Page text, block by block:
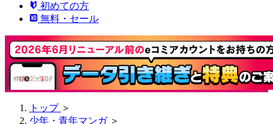
初めての方
無料・セール
トップ ＞
少年・青年マンガ ＞